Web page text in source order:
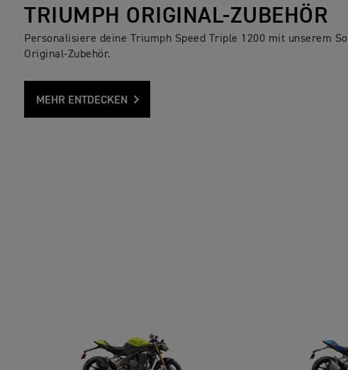
TRIUMPH ORIGINAL-ZUBEHÖR
Personalisiere deine Triumph Speed Triple 1200 mit unserem
Original-Zubehör.
MEHR ENTDECKEN